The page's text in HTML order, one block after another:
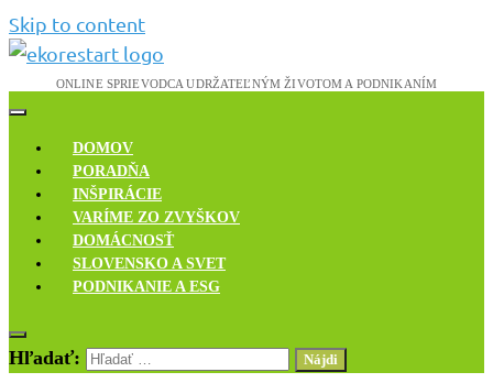
Skip to content
Ekoreštart
Novinky, rozhovory a inšpirácie
DOMOV
PORADŇA
INŠPIRÁCIE
VARÍME ZO ZVYŠKOV
DOMÁCNOSŤ
SLOVENSKO A SVET
PODNIKANIE A ESG
Hľadať: